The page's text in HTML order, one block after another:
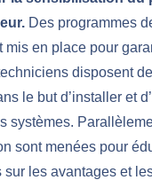
Des programmes
mis en place pour
disposent
le but d’installer et
systèmes.
sont menées pour
sur les avantages et